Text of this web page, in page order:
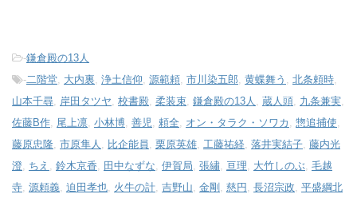
-鎌倉殿の13人
-二階堂, 大内裏, 浄土信仰, 源範頼, 市川染五郎, 黄蝶舞う , 北条頼時,
山本千尋, 岸田タツヤ, 校書殿, 柔装束, 鎌倉殿の13人 , 蔵人頭, 九条兼実,
佐藤B作, 尾上凛, 小林博, 善児, 頼全, オン・タラク・ソワカ , 惣追捕使,
藤原忠隆, 市原隼人 , 比企能員 , 栗原英雄, 工藤祐経, 落井実結子, 藤内光
澄, ちえ , 鈴木京香, 田中なずな, 伊賀局, 張繡, 亘理, 大竹しのぶ, 毛越
寺, 源頼義, 迫田孝也, 火牛の計, 吉野山, 金剛 , 慈円 , 長沼宗政, 平盛綱北